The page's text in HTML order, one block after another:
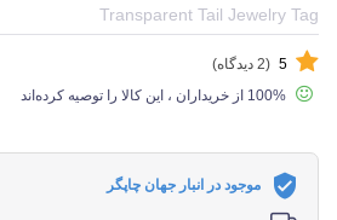
Transparent Tail Jewelry Tag
5 (2 دیدگاه)
موجود در انبار جهان چاپگر